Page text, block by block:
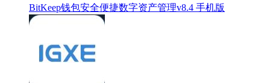
BitKeep钱包安全便捷数字资产管理v8.4 手机版